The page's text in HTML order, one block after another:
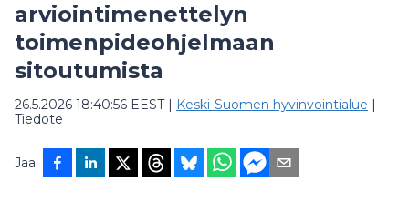
arviointimenettelyn
toimenpideohjelmaan
sitoutumista
26.5.2026 18:40:56 EEST| Keski-Suomen hyvinvointialue |
Tiedote
Jaa